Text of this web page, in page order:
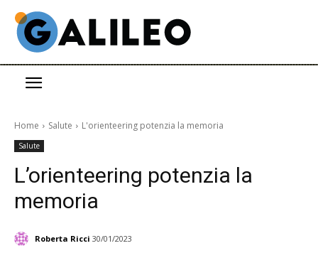
Home Salute L'orienteering potenzia la memoria
Salute
L’orienteering potenzia la
memoria
Roberta Ricci 30/01/2023